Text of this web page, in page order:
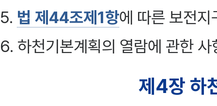
5. 법 제44조제1항에 따른 보전지
6. 하천기본계획의 열람에 관한 사
제4장 하